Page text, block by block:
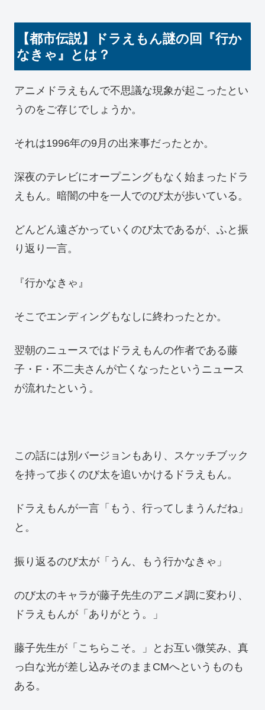
【都市伝説】ドラえもん謎の回『行か
なきゃ』とは？
アニメドラえもんで不思議な現象が起こったとい
うのをご存じでしょうか。
それは1996年の9月の出来事だったとか。
深夜のテレビにオープニングもなく始まったドラ
えもん。暗闇の中を一人でのび太が歩いている。
どんどん遠ざかっていくのび太であるが、ふと振
り返り一言。
『行かなきゃ』
そこでエンディングもなしに終わったとか。
翌朝のニュースではドラえもんの作者である藤
子・F・不二夫さんが亡くなったというニュース
が流れたという。
この話には別バージョンもあり、スケッチブック
を持って歩くのび太を追いかけるドラえもん。
ドラえもんが一言「もう、行ってしまうんだね」
と。
振り返るのび太が「うん、もう行かなきゃ」
のび太のキャラが藤子先生のアニメ調に変わり、
ドラえもんが「ありがとう。」
藤子先生が「こちらこそ。」とお互い微笑み、真
っ白な光が差し込みそのままCMへというものも
ある。